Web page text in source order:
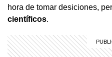
hora de tomar desiciones,
científicos.